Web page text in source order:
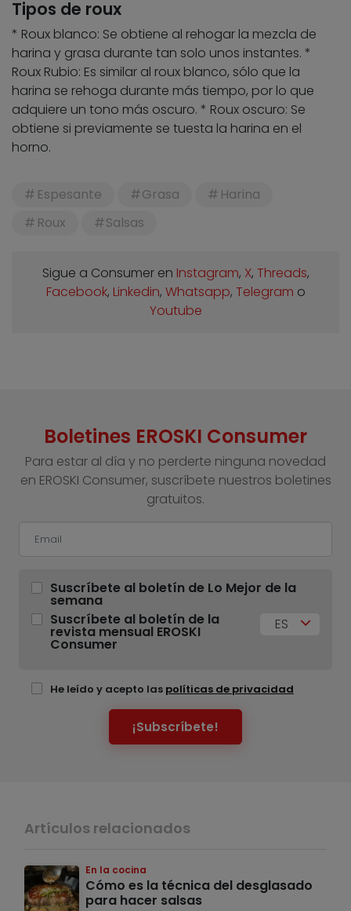
Tipos de roux
* Roux blanco: Se obtiene al rehogar la mezcla de
harina y grasa durante tan solo unos instantes. *
Roux Rubio: Es similar al roux blanco, sólo que la
harina se rehoga durante más tiempo, por lo que
adquiere un tono más oscuro. * Roux oscuro: Se
obtiene si previamente se tuesta la harina en el
horno.
Espesante Grasa
Harina
Roux
Salsas
Sigue a Consumer en Instagram, X, Threads,
Facebook, Linkedin, Whatsapp, Telegram o
Youtube
Boletines EROSKI Consumer
Para estar al día y no perderte ninguna novedad
en EROSKI Consumer, suscríbete nuestros boletines
gratuitos.
Suscríbete al boletín de Lo Mejor de la
semana
Suscríbete al boletín de la
revista mensual EROSKI
Consumer
ES
He leído y acepto las políticas de privacidad
¡Subscríbete!
Artículos relacionados
En la cocina
Cómo es la técnica del desglasado
para hacer salsas